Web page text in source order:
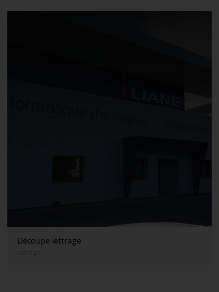
Découpe lettrage
lettrage